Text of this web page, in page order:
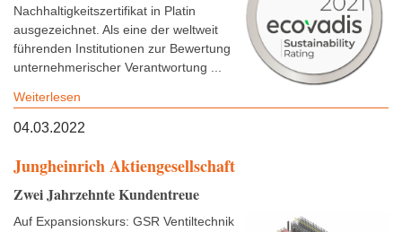
Nachhaltigkeitszertifikat in Platin
ausgezeichnet. Als eine der weltweit
führenden Institutionen zur Bewertung
unternehmerischer Verantwortung ...
Weiterlesen
04.03.2022
Jungheinrich Aktiengesellschaft
Zwei Jahrzehnte Kundentreue
Auf Expansionskurs: GSR Ventiltechnik